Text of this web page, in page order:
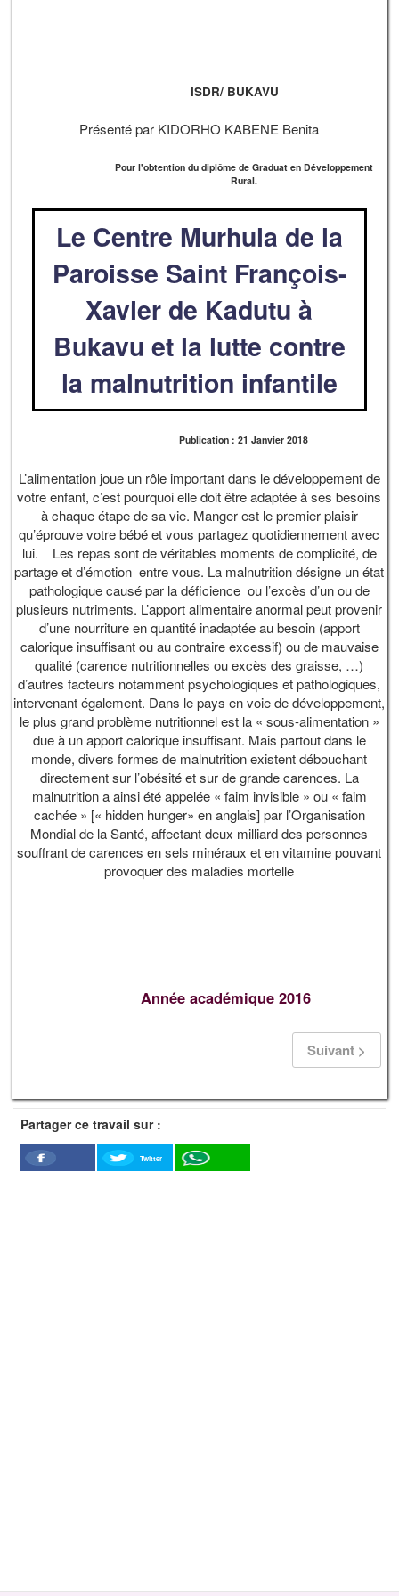
ISDR/ BUKAVU
Présenté par KIDORHO KABENE Benita
Pour l'obtention du diplôme de Graduat en Développement
Rural.
Le Centre Murhula de la
Paroisse Saint François-
Xavier de Kadutu à
Bukavu et la lutte contre
la malnutrition infantile
Publication : 21 Janvier 2018
L’alimentation joue un rôle important dans le développement de
votre enfant, c’est pourquoi elle doit être adaptée à ses besoins
à chaque étape de sa vie. Manger est le premier plaisir
qu’éprouve votre bébé et vous partagez quotidiennement avec
lui. Les repas sont de véritables moments de complicité, de
partage et d’émotion entre vous. La malnutrition désigne un état
pathologique causé par la déficience ou l’excès d’un ou de
plusieurs nutriments. L’apport alimentaire anormal peut provenir
d’une nourriture en quantité inadaptée au besoin (apport
calorique insuffisant ou au contraire excessif) ou de mauvaise
qualité (carence nutritionnelles ou excès des graisse, …)
d’autres facteurs notamment psychologiques et pathologiques,
intervenant également. Dans le pays en voie de développement,
le plus grand problème nutritionnel est la « sous-alimentation »
due à un apport calorique insuffisant. Mais partout dans le
monde, divers formes de malnutrition existent débouchant
directement sur l’obésité et sur de grande carences. La
malnutrition a ainsi été appelée « faim invisible » ou « faim
cachée » [« hidden hunger» en anglais] par l’Organisation
Mondial de la Santé, affectant deux milliard des personnes
souffrant de carences en sels minéraux et en vitamine pouvant
provoquer des maladies mortelle
Année académique 2016
Suivant >
Partager ce travail sur :
Facebook
Twitter